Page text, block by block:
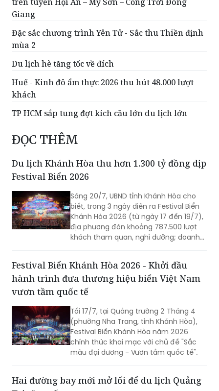
Giang
Đặc sắc chương trình Yên Tử - Sắc thu Thiền định
mùa 2
Du lịch hè tăng tốc về đích
Huế - Kinh đô ẩm thực 2026 thu hút 48.000 lượt
khách
TP HCM sắp tung đợt kích cầu lớn du lịch lớn
ĐỌC THÊM
Du lịch Khánh Hòa thu hơn 1.300 tỷ đồng dịp
Festival Biển 2026
Sáng 20/7, UBND tỉnh Khánh Hòa cho
biết, trong 3 ngày diễn ra Festival Biển
Khánh Hòa 2026 (từ ngày 17 đến 19/7),
địa phương đón khoảng 787.500 lượt
khách tham quan, nghỉ dưỡng; doanh
Festival Biển Khánh Hòa 2026 - Khởi đầu
hành trình đưa thương hiệu biển Việt Nam
vươn tầm quốc tế
Tối 17/7, tại Quảng trường 2 Tháng 4
(phường Nha Trang, tỉnh Khánh Hòa),
Festival Biển Khánh Hòa năm 2026
chính thức khai mạc với chủ đề "Sắc
màu đại dương - Vươn tầm quốc tế".
Hai đường bay mới mở lối để du lịch Quảng